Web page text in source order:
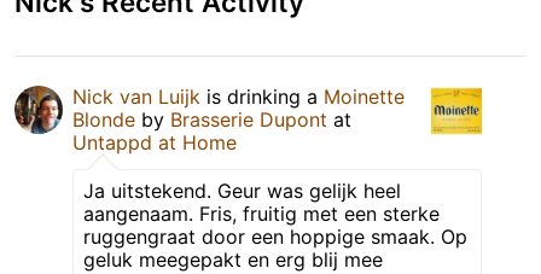
Nick van Luijk is drinking a Moinette
Blonde by Brasserie Dupont at
Untappd at Home
Ja uitstekend. Geur was gelijk heel
aangenaam. Fris, fruitig met een sterke
ruggengraat door een hoppige smaak. Op
geluk meegepakt en erg blij mee